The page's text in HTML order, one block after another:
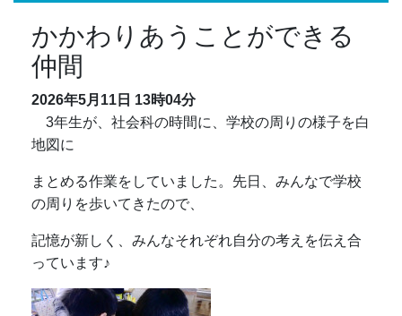
かかわりあうことができる
仲間
2026年5月11日 13時04分
3年生が、社会科の時間に、学校の周りの様子を白
地図に
まとめる作業をしていました。先日、みんなで学校
の周りを歩いてきたので、
記憶が新しく、みんなそれぞれ自分の考えを伝え合
っています♪